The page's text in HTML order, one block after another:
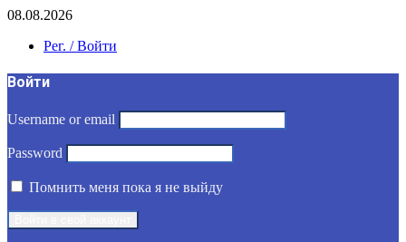
08.08.2026
Рег. / Войти
Войти
Username or email
Password
Помнить меня пока я не выйду